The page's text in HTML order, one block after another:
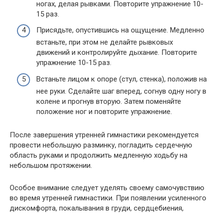
ногах, делая рывками. Повторите упражнение 10-
15 раз.
Присядьте, опустившись на ощущение. Медленно
встаньте, при этом не делайте рывковых
движений и контролируйте дыхание. Повторите
упражнение 10-15 раз.
Встаньте лицом к опоре (стул, стенка), положив на
нее руки. Сделайте шаг вперед, согнув одну ногу в
колене и прогнув вторую. Затем поменяйте
положение ног и повторите упражнение.
После завершения утренней гимнастики рекомендуется
провести небольшую разминку, погладить сердечную
область руками и продолжить медленную ходьбу на
небольшом протяжении.
Особое внимание следует уделять своему самочувствию
во время утренней гимнастики. При появлении усиленного
дискомфорта, покалывания в груди, сердцебиения,